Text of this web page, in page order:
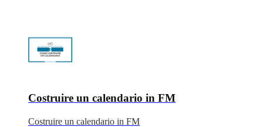
Costruire un calendario in FM
Costruire un calendario in FM